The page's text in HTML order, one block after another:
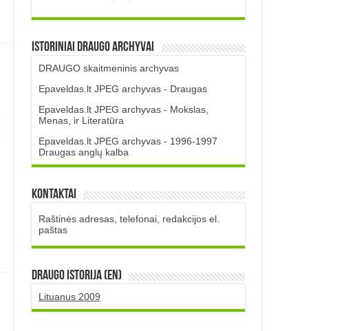
Istoriniai DRAUGO Archyvai
DRAUGO skaitmeninis archyvas
Epaveldas.lt JPEG archyvas - Draugas
Epaveldas.lt JPEG archyvas - Mokslas,
Menas, ir Literatūra
Epaveldas.lt JPEG archyvas - 1996-1997
Draugas anglų kalba
Kontaktai
Raštinės adresas, telefonai, redakcijos el.
paštas
DRAUGO istorija (EN)
Lituanus 2009